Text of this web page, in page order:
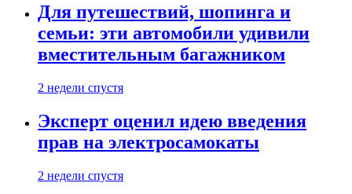
Для путешествий, шопинга и
семьи: эти автомобили удивили
вместительным багажником
2 недели спустя
Эксперт оценил идею введения
прав на электросамокаты
2 недели спустя